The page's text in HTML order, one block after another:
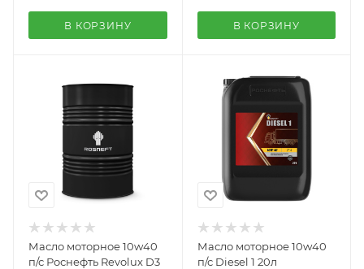
В КОРЗИНУ В КОРЗИНУ
Масло моторное 10w40
п/с Роснефть Revolux D3
Масло моторное 10w40
п/с Diesel 1 20л